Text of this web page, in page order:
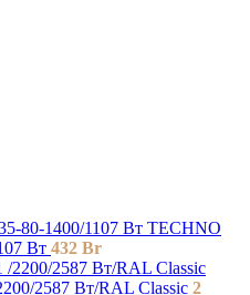
TECHNO
Вт 432 Br
2587 Вт/RAL Classic 2